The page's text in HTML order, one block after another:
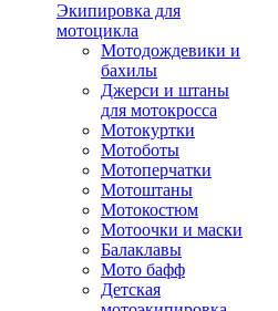
Экипировка для
мотоцикла
Мотодождевики и
бахилы
Джерси и штаны
для мотокросса
Мотокуртки
Мотоботы
Мотоперчатки
Мотоштаны
Мотокостюм
Мотоочки и маски
Балаклавы
Мото бафф
Детская